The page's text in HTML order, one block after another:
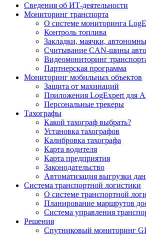
Сведения об ИТ-деятельности
Мониторинг транспорта
О системе мониторинга
Контроль топлива
Закладки, маячки,
Считывание CAN-шины
Видеомониторинг
Партнерская программа
Мониторинг мобильных объектов
Защита от махинаций
Приложения LogExpert для
Персональные трекеры
Тахографы
Какой тахограф выбрать?
Установка тахографов
Калибровка тахографа
Карта водителя
Карта предприятия
Законодательство
Автоматизация выгрузки
Система транспортной логистики
О системе транспортной
Планирование маршрутов
Система управления
Решения
Спутниковый мониторинг